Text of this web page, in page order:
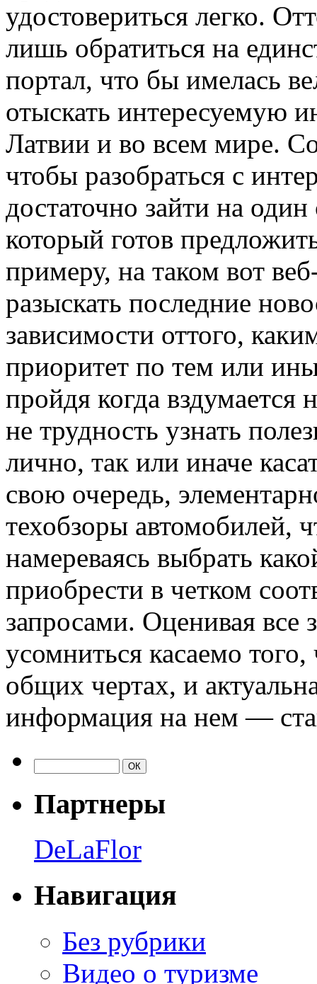
удостовериться легко.
лишь обратиться на
портал, что бы имелась
отыскать интересуемую
Латвии и во всем мире.
чтобы разобраться с
достаточно зайти на
который готов
примеру, на таком вот
разыскать последние
зависимости оттого,
приоритет по тем или
пройдя когда вздумается
не трудность узнать
лично, так или иначе
свою очередь,
техобзоры автомобилей,
намереваясь выбрать
приобрести в четком
запросами. Оценивая все
усомниться касаемо
общих чертах, и
информация на нем —
Партнеры
DeLaFlor
Навигация
Без рубрики
Видео о туризме